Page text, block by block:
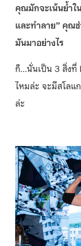
คุณมักจะเน้นย้ำใ
และทำลาย”​ คุณ
มันมาอย่างไร
ก็…นั่นเป็น 3 สิ่งที่
ไหมล่ะ จะมีสโลแ
ล่ะ